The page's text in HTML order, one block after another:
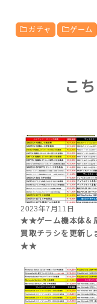
ガチャ ゲーム
こ
2023年7月11日
★★ゲーム機本体＆
買取チラシを更新し
★★